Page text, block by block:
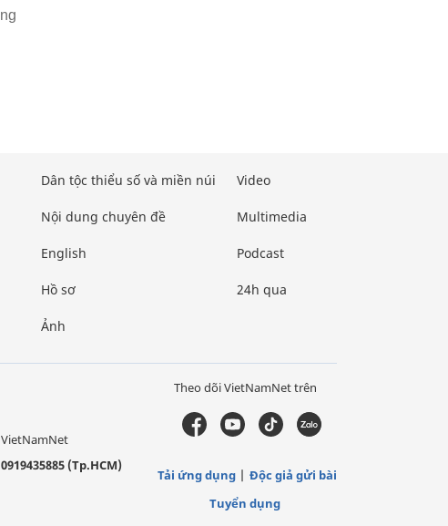
Dân tộc thiểu số và miền núi
Nội dung chuyên đề
English
Hồ sơ
Ảnh
Video
Multimedia
Podcast
24h qua
0919435885 (Tp.HCM)
Theo dõi VietNamNet trên
Tải ứng dụng
Độc giả gửi bài
Tuyển dụng